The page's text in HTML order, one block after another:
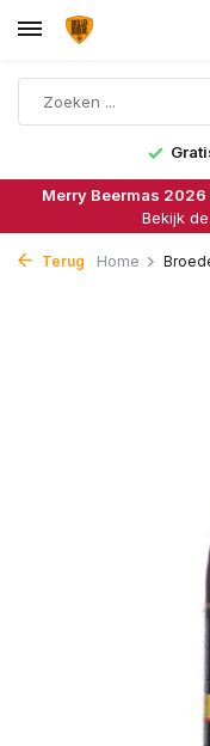
Merry Beermas
Bekijk
Terug Home